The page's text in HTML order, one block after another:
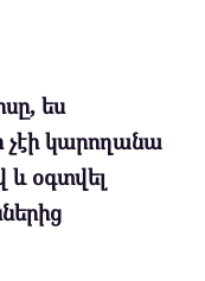
ես
չէի կարողանա
և օգտվել